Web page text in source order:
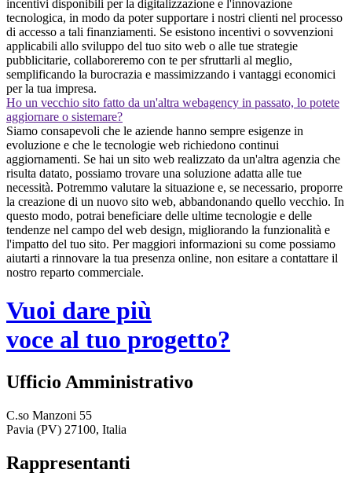
incentivi disponibili per la digitalizzazione e l'innovazione
tecnologica, in modo da poter supportare i nostri clienti nel processo
di accesso a tali finanziamenti. Se esistono incentivi o sovvenzioni
applicabili allo sviluppo del tuo sito web o alle tue strategie
pubblicitarie, collaboreremo con te per sfruttarli al meglio,
semplificando la burocrazia e massimizzando i vantaggi economici
per la tua impresa.
Ho un vecchio sito fatto da un'altra webagency in passato, lo potete
aggiornare o sistemare?
Siamo consapevoli che le aziende hanno sempre esigenze in
evoluzione e che le tecnologie web richiedono continui
aggiornamenti. Se hai un sito web realizzato da un'altra agenzia che
risulta datato, possiamo trovare una soluzione adatta alle tue
necessità. Potremmo valutare la situazione e, se necessario, proporre
la creazione di un nuovo sito web, abbandonando quello vecchio. In
questo modo, potrai beneficiare delle ultime tecnologie e delle
tendenze nel campo del web design, migliorando la funzionalità e
l'impatto del tuo sito. Per maggiori informazioni su come possiamo
aiutarti a rinnovare la tua presenza online, non esitare a contattare il
nostro reparto commerciale.
Vuoi dare più
voce al tuo progetto?
Ufficio Amministrativo
C.so Manzoni 55
Pavia (PV) 27100, Italia
Rappresentanti